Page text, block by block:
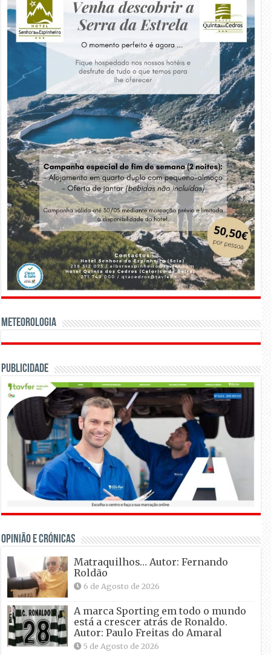
Meteorologia
Publicidade
OPINIÃO E CRÓNICAS
Matraquilhos… Autor: Fernando
Roldão
6 de Agosto de 2026
A marca Sporting em todo o mundo
está a crescer atrás de Ronaldo.
Autor: Paulo Freitas do Amaral
5 de Agosto de 2026